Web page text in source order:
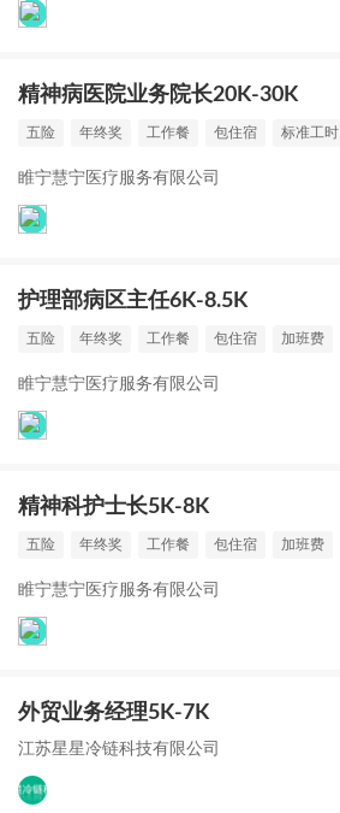
精神病医院业务院长20K-30K
五险 年终奖 工作餐 包住宿 标准工时
睢宁慧宁医疗服务有限公司
护理部病区主任6K-8.5K
五险 年终奖 工作餐 包住宿 加班费
睢宁慧宁医疗服务有限公司
精神科护士长5K-8K
五险 年终奖 工作餐 包住宿 加班费
睢宁慧宁医疗服务有限公司
外贸业务经理5K-7K
江苏星星冷链科技有限公司